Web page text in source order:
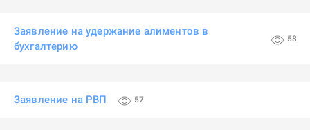
Заявление на удержание алиментов в
бухгалтерию
58
Заявление на РВП 57